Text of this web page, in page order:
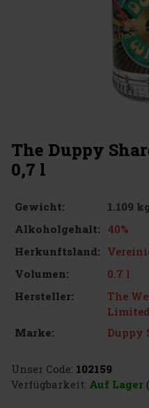
The Duppy
0,7 l
Gewicht:
1.109
Alkoholgehalt: 40%
Herkunftsland:
Volumen:
0.7 l
Hersteller:
The
Limited
Marke:
Duppy
Unser Code: 102159
Verfügbarkeit: Auf Lager